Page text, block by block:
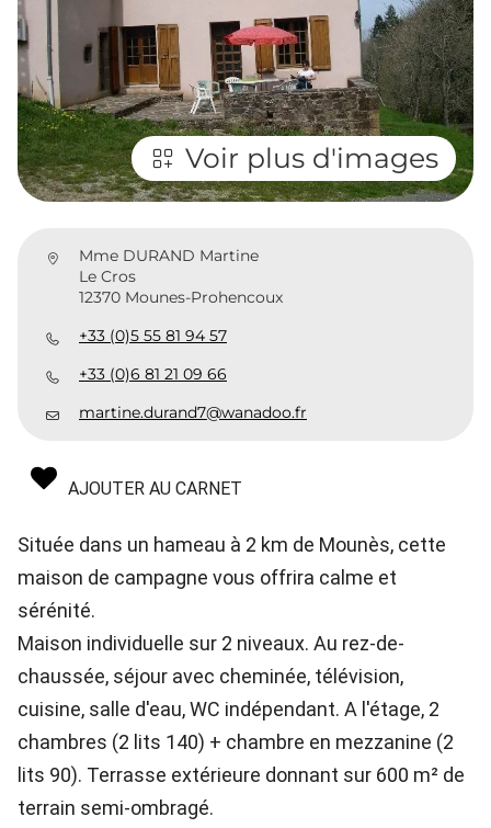
Voir plus d'images
Mme DURAND Martine
Le Cros
12370 Mounes-Prohencoux
+33 (0)5 55 81 94 57
+33 (0)6 81 21 09 66
martine.durand7@wanadoo.fr
AJOUTER AU CARNET
Située dans un hameau à 2 km de Mounès, cette
maison de campagne vous offrira calme et
sérénité.
Maison individuelle sur 2 niveaux. Au rez-de-
chaussée, séjour avec cheminée, télévision,
cuisine, salle d'eau, WC indépendant. A l'étage, 2
chambres (2 lits 140) + chambre en mezzanine (2
lits 90). Terrasse extérieure donnant sur 600 m² de
terrain semi-ombragé.